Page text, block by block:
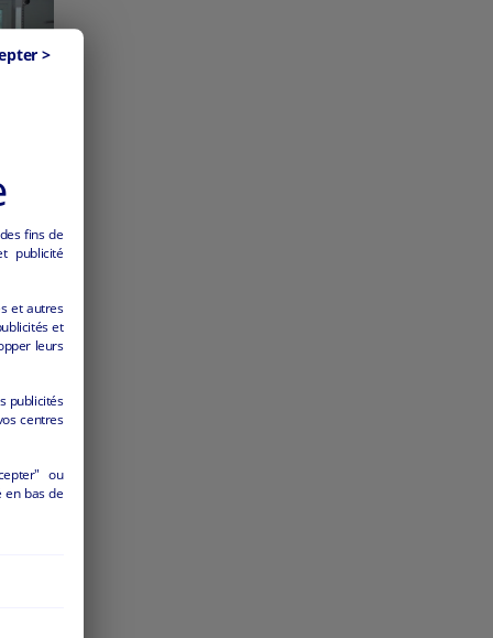
fins de
publicité
et autres
et
leurs
publicités
centres
ou
en bas de
>